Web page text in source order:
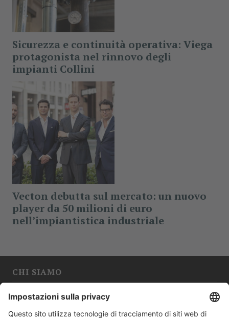
Sicurezza e continuità operativa: Viega
protagonista nel rinnovo degli
impianti Collini
Vecton debutta sul mercato: un nuovo
player da 50 milioni di euro
nell’impiantistica industriale
CHI SIAMO
La rivista